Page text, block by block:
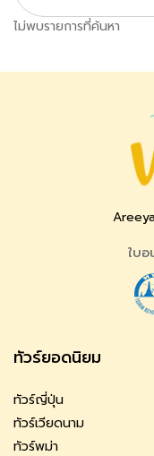
ไม่พบรายการที่ค้นหา
ใบ
ทัวร์ยอดนิยม
ทัวร์ญี่ปุ่น
ทัวร์เวียดนาม
ทัวร์พม่า